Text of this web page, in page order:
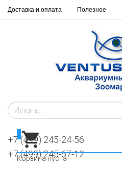
Доставка и оплата Полезное
+7 (499) 245-24-56
+7 (499) 245-67-12
Корзина пуста